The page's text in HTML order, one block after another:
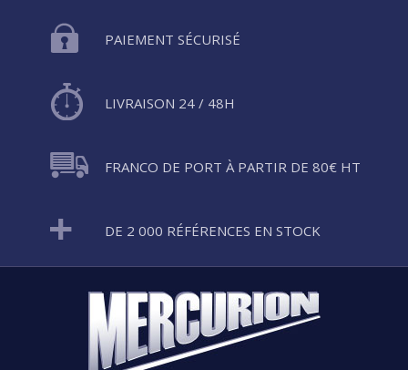
PAIEMENT SÉCURISÉ
LIVRAISON 24 / 48H
FRANCO DE PORT À PARTIR DE 80€ HT
DE 2 000 RÉFÉRENCES EN STOCK